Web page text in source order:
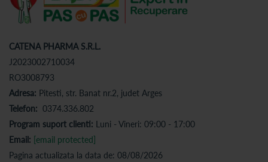
CATENA PHARMA S.R.L.
J2023002710034
RO3008793
Adresa: Pitesti, str. Banat nr.2, judet Arges
Telefon: 0374.336.802
Program suport clienti: Luni - Vineri: 09:00 - 17:00
Email: [email protected]
Pagina actualizata la data de: 08/08/2026